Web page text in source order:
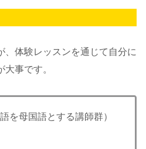
、体験レッスンを通じて自分に
事です。
を母国語とする講師群）